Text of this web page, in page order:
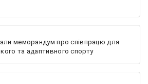
меморандум про співпрацю для
та адаптивного спорту